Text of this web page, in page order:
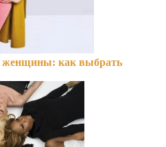
женщины: как выбрать